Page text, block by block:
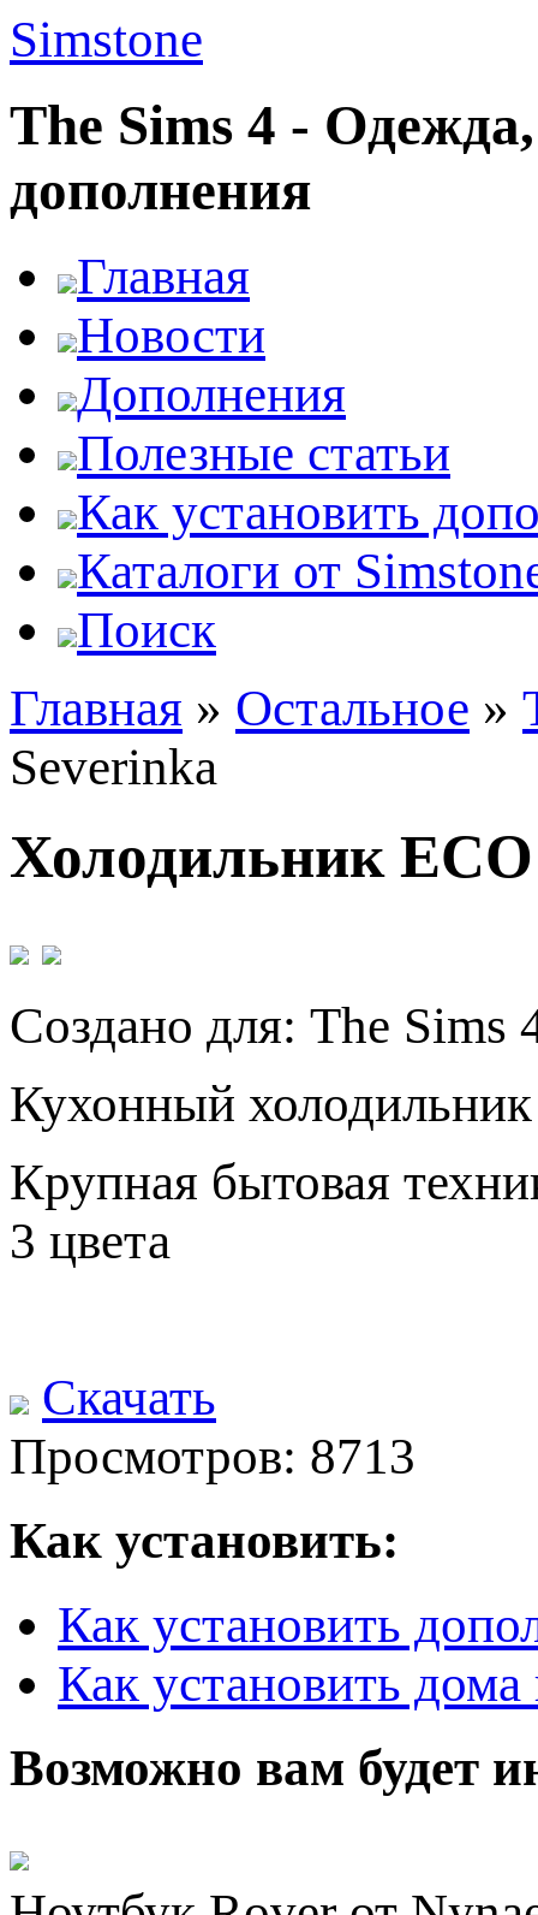
Simstone
The Sims 4 -
дополнения
Главная
Новости
Дополнения
Полезные статьи
Как установить
Каталоги от
Поиск
Главная » Остальное »
Severinka
Холодильник
Создано для: The Sims
Кухонный холодильник
Крупная бытовая
3 цвета
Скачать
Просмотров: 8713
Как установить:
Как установить
Как установить
Возможно вам будет